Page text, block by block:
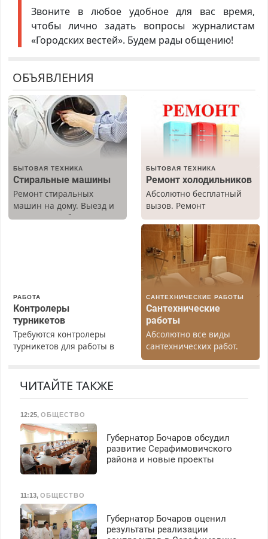
Звоните в любое удобное для вас время,
чтобы лично задать вопросы журналистам
«Городских вестей». Будем рады общению!
ОБЪЯВЛЕНИЯ
БЫТОВАЯ ТЕХНИКА
Стиральные машины
Ремонт стиральных
машин на дому. Выезд и
диагностика бесплатно.
БЫТОВАЯ ТЕХНИКА
Ремонт холодильников
Абсолютно бесплатный
вызов. Ремонт
холодильников всех
марок на дому, с
гарантией. Все р-ны.
Срочно. Без выходных.
Пенсионерам – скидки до
40%. Мастер со стажем.
РАБОТА
Контролеры
турникетов
Требуются контролеры
турникетов для работы в
Прием по ТК РФ. График
З/п – до 96000 рублей до
вычета налогов.
Ежемесячно
выплачивается денежная
премия. Возможно
бесплатное обучение,
работа инспектором по
транспортной
безопасности с з/п до
САНТЕХНИЧЕСКИЕ РАБОТЫ
Сантехнические
работы
Абсолютно все виды
сантехнических работ.
Быстро. Качественно.
ЧИТАЙТЕ ТАКЖЕ
12:25, ОБЩЕСТВО
Губернатор Бочаров обсудил
развитие Серафимовичского
района и новые проекты
11:13, ОБЩЕСТВО
Губернатор Бочаров оценил
результаты реализации